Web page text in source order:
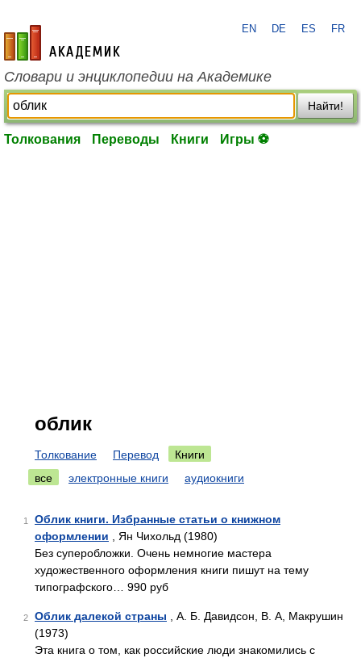
academic.ru
EN DE ES FR
Словари и энциклопедии на Академике
Найти!
Толкования Переводы Книги Игры ⚽
облик
Толкование Перевод
Книги
все
электронные книги аудиокниги
1
Облик книги. Избранные статьи о книжном
оформлении , Ян Чихольд (1980)
Без суперобложки. Очень немногие мастера
художественного оформления книги пишут на тему
типографского… 990 руб
2 Облик далекой страны , А. Б. Давидсон, В. А, Макрушин
(1973)
Эта книга о том, как российские люди знакомились с